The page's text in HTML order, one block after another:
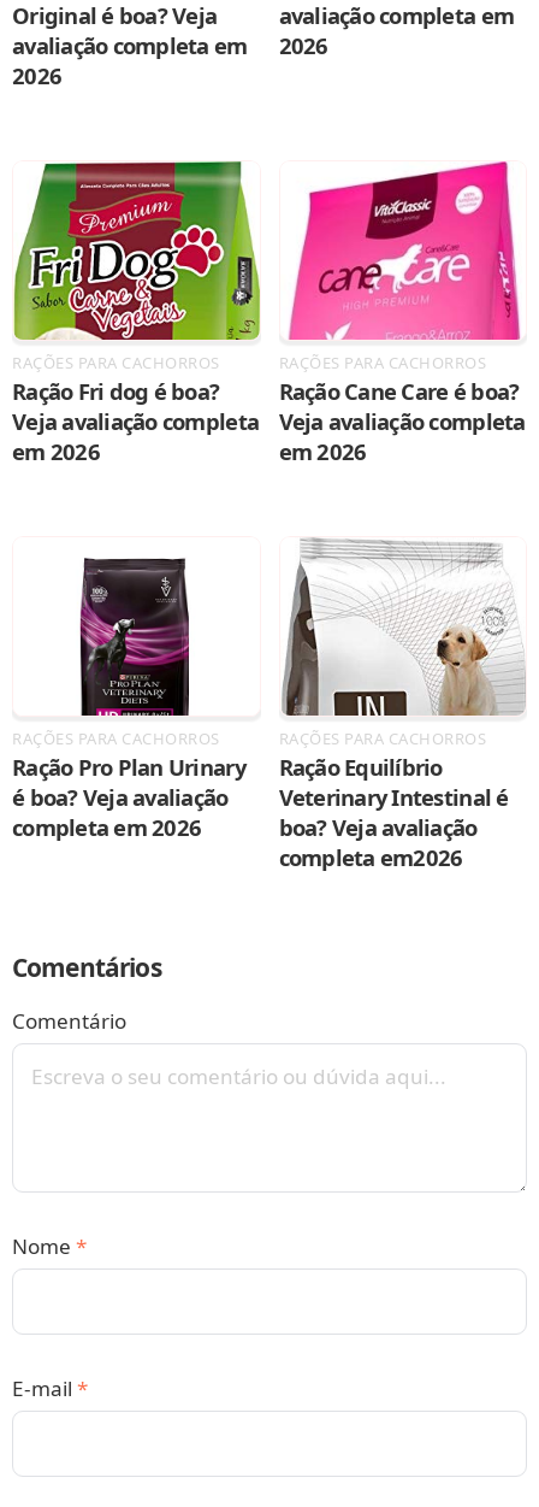
Original é boa? Veja
avaliação completa em
2026
avaliação completa em
2026
RAÇÕES PARA CACHORROS
Ração Fri dog é boa?
Veja avaliação completa
em 2026
RAÇÕES PARA CACHORROS
Ração Cane Care é boa?
Veja avaliação completa
em 2026
RAÇÕES PARA CACHORROS
Ração Pro Plan Urinary
é boa? Veja avaliação
completa em 2026
RAÇÕES PARA CACHORROS
Ração Equilíbrio
Veterinary Intestinal é
boa? Veja avaliação
completa em2026
Comentários
Comentário
Nome *
E-mail *